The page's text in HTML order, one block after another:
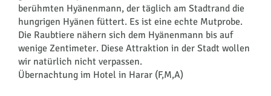
berühmten Hyänenmann, der täglich am Stadtrand die
hungrigen Hyänen füttert. Es ist eine echte Mutprobe.
Die Raubtiere nähern sich dem Hyänenmann bis auf
wenige Zentimeter. Diese Attraktion in der Stadt wollen
wir natürlich nicht verpassen.
Übernachtung im Hotel in Harar (F,M,A)